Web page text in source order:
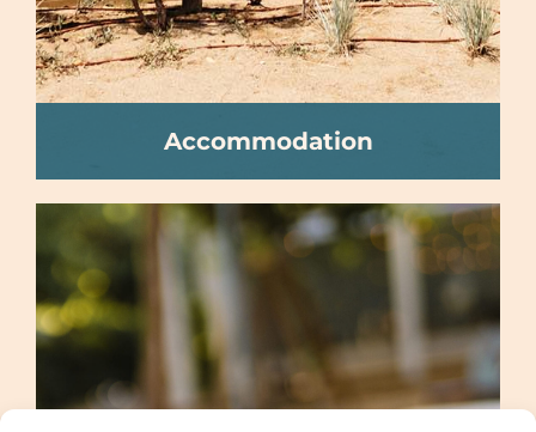
Accommodation